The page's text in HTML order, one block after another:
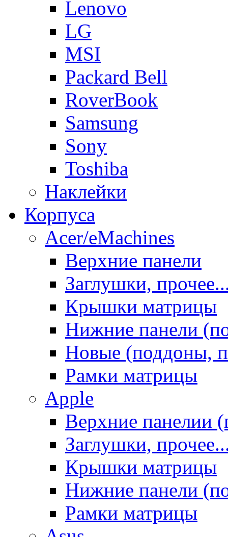
Lenovo
LG
MSI
Packard Bell
RoverBook
Samsung
Sony
Toshiba
Наклейки
Корпуса
Acer/eMachines
Верхние панели
Заглушки,
Крышки матрицы
Нижние панели
Новые (поддоны,
Рамки матрицы
Apple
Верхние панелии
Заглушки,
Крышки матрицы
Нижние панели
Рамки матрицы